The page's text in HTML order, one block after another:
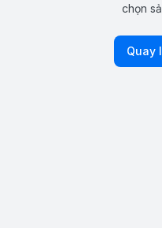
chọn
Quay